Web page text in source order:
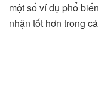
một số ví dụ phổ
nhận tốt hơn trong